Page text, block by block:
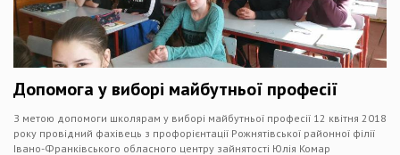
Допомога у виборі майбутньої професії
З метою допомоги школярам у виборі майбутньої професії 12 квітня 2018
року провідний фахівець з профорієнтації Рожнятівської районної філії
Івано-Франківського обласного центру зайнятості Юлія Комар